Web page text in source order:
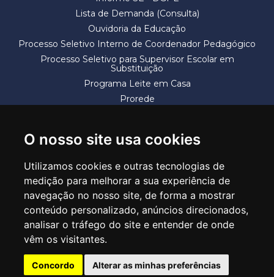
O nosso site usa cookies
Utilizamos cookies e outras tecnologias de
medição para melhorar a sua experiência de
navegação no nosso site, de forma a mostrar
conteúdo personalizado, anúncios direcionados,
analisar o tráfego do site e entender de onde
vêm os visitantes.
Concordo Alterar as minhas preferências
Lista de Demanda (Consulta)
Ouvidoria da Educação
Processo Seletivo Interno de Coordenador Pedagógico
Processo Seletivo para Supervisor Escolar em
Substituição
Programa Leite em Casa
Prorede
SECRETARIA DE EDUCAÇÃO
Rua Claudino Barbosa, 313 - Macedo - Guarulhos/SP CEP 07113-040
Central de Atendimento: *55 11 2475-7300